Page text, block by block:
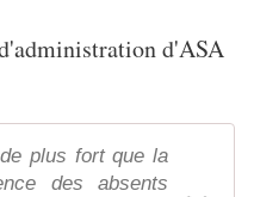
d'ASA
plus fort que la
des absents